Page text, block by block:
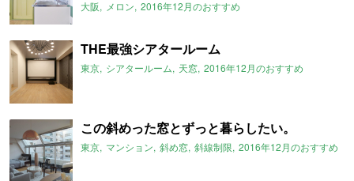
大阪 メロン 2016年12月のおすすめ
THE最強シアタールーム
東京 シアタールーム 天窓 2016年12月のおすすめ
この斜めった窓とずっと暮らしたい。
東京 マンション 斜め窓 斜線制限 2016年12月のおすすめ